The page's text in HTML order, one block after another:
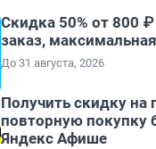
Скидка 50% от 800
заказ,
До 31 августа, 2026
Получить скидку на
повторную покупку
Яндекс Афише